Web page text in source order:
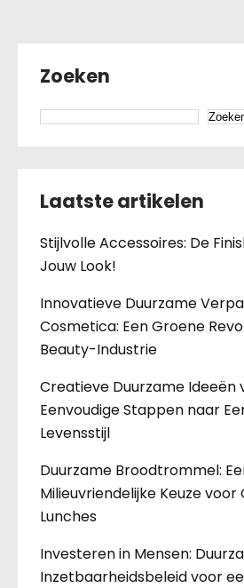
Zoeken
Laatste artikelen
Stijlvolle Accessoires: De
Jouw Look!
Innovatieve Duurzame
Cosmetica: Een Groene
Beauty-Industrie
Creatieve Duurzame Ideeën
Eenvoudige Stappen naar
Levensstijl
Duurzame Broodtrommel:
Milieuvriendelijke Keuze voor
Lunches
Investeren in Mensen:
Inzetbaarheidsbeleid voor